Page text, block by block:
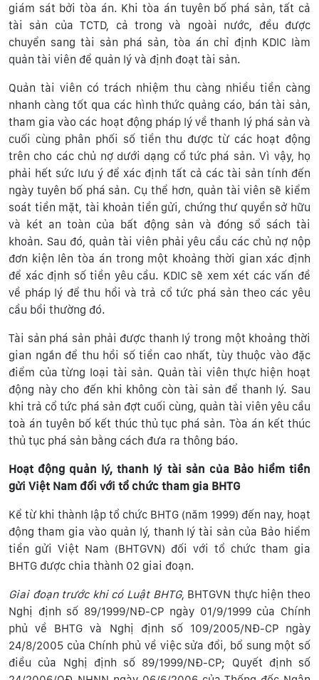
giám sát bởi tòa án. Khi tòa án tuyên bố phá sản, tất cả
tài sản của TCTD, cả trong và ngoài nước, đều được
chuyển sang tài sản phá sản, tòa án chỉ định KDIC làm
quản tài viên để quản lý và định đoạt tài sản.
Quản tài viên có trách nhiệm thu càng nhiều tiền càng
nhanh càng tốt qua các hình thức quảng cáo, bán tài sản,
tham gia vào các hoạt động pháp lý về thanh lý phá sản và
cuối cùng phân phối số tiền thu được từ các hoạt động
trên cho các chủ nợ dưới dạng cổ tức phá sản. Vì vậy, họ
phải hết sức lưu ý để xác định tất cả các tài sản tính đến
ngày tuyên bố phá sản. Cụ thể hơn, quản tài viên sẽ kiểm
soát tiền mặt, tài khoản tiền gửi, chứng thư quyền sở hữu
và két an toàn của bất động sản và đóng sổ sách tài
khoản. Sau đó, quản tài viên phải yêu cầu các chủ nợ nộp
đơn kiện lên tòa án trong một khoảng thời gian xác định
để xác định số tiền yêu cầu. KDIC sẽ xem xét các vấn đề
về pháp lý để thu hồi và trả cổ tức phá sản theo các yêu
cầu bồi thường đó.
Tài sản phá sản phải được thanh lý trong một khoảng thời
gian ngắn để thu hồi số tiền cao nhất, tùy thuộc vào đặc
điểm của từng loại tài sản. Quản tài viên thực hiện hoạt
động này cho đến khi không còn tài sản để thanh lý. Sau
khi trả cổ tức phá sản đợt cuối cùng, quản tài viên yêu cầu
toà án tuyên bố kết thúc thủ tục phá sản. Tòa án kết thúc
thủ tục phá sản bằng cách đưa ra thông báo.
Hoạt động quản lý, thanh lý tài sản của Bảo hiểm tiền
gửi Việt Nam đối với tổ chức tham gia BHTG
Kể từ khi thành lập tổ chức BHTG (năm 1999) đến nay, hoạt
động tham gia vào quản lý, thanh lý tài sản của Bảo hiểm
tiền gửi Việt Nam (BHTGVN) đối với tổ chức tham gia
BHTG được chia thành 02 giai đoạn.
Giai đoạn trước khi có Luật BHTG, BHTGVN thực hiện theo
Nghị định số 89/1999/NĐ-CP ngày 01/9/1999 của Chính
phủ về BHTG và Nghị định số 109/2005/NĐ-CP ngày
24/8/2005 của Chính phủ về việc sửa đổi, bổ sung một số
điều của Nghị định số 89/1999/NĐ-CP; Quyết định số